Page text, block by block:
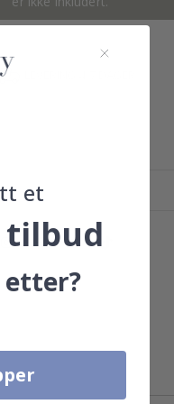
et
tilbud
etter?